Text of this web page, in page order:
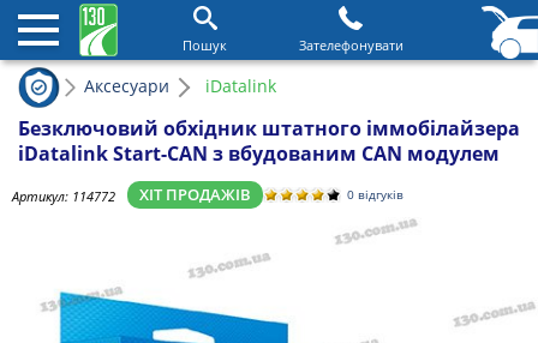
Пошук Зателефонувати
Аксесуари iDatalink
Безключовий обхідник штатного іммобілайзера
iDatalink Start-CAN з вбудованим CAN модулем
Артикул: 114772 ХІТ ПРОДАЖІВ 0 відгуків